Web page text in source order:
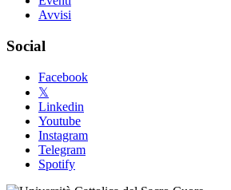
Avvisi
Social
Facebook
𝕏
Linkedin
Youtube
Instagram
Telegram
Spotify